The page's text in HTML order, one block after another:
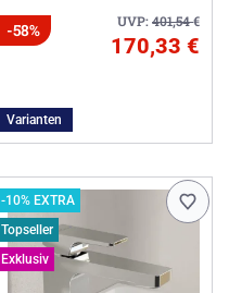
UVP:401,54€
-58%
170,33 €
Varianten
-10% EXTRA
Topseller
Exklusiv